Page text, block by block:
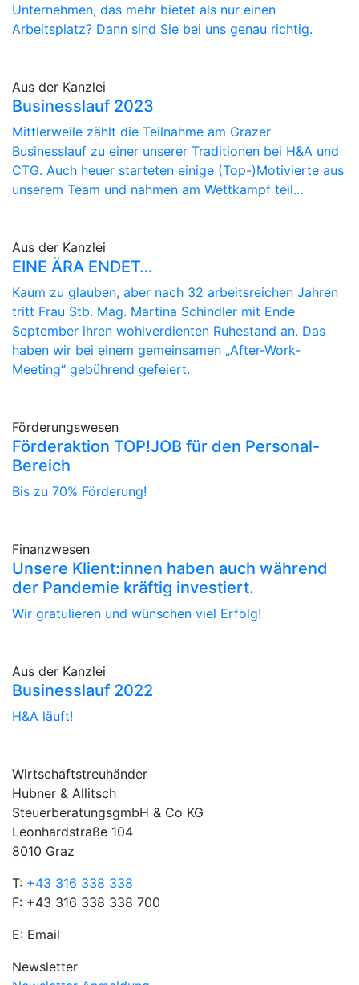
Unternehmen, das mehr bietet als nur einen
Arbeitsplatz? Dann sind Sie bei uns genau richtig.
Aus der Kanzlei
Businesslauf 2023
Mittlerweile zählt die Teilnahme am Grazer
Businesslauf zu einer unserer Traditionen bei H&A und
CTG. Auch heuer starteten einige (Top-)Motivierte aus
unserem Team und nahmen am Wettkampf teil...
Aus der Kanzlei
EINE ÄRA ENDET…
Kaum zu glauben, aber nach 32 arbeitsreichen Jahren
tritt Frau Stb. Mag. Martina Schindler mit Ende
September ihren wohlverdienten Ruhestand an. Das
haben wir bei einem gemeinsamen „After-Work-
Meeting“ gebührend gefeiert.
Förderungswesen
Förderaktion TOP!JOB für den Personal-
Bereich
Bis zu 70% Förderung!
Finanzwesen
Unsere Klient:innen haben auch während
der Pandemie kräftig investiert.
Wir gratulieren und wünschen viel Erfolg!
Aus der Kanzlei
Businesslauf 2022
H&A läuft!
Wirtschaftstreuhänder
Hubner & Allitsch
SteuerberatungsgmbH & Co KG
Leonhardstraße 104
8010 Graz
T: +43 316 338 338
F: +43 316 338 338 700
E: Email
Newsletter